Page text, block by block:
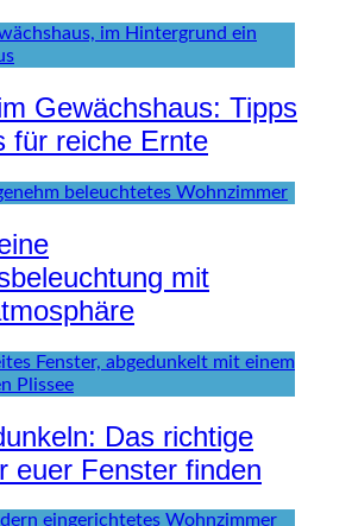
Gewächshaus: Tipps
für reiche Ernte
mit
Das richtige
euer Fenster finden